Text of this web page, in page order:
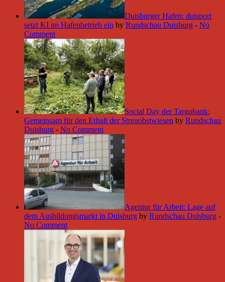
Duisburger Hafen: duisport
setzt KI im Hafenbetrieb ein by Rundschau Duisburg - No
Comment
Social Day der Targobank:
Gemeinsam für den Erhalt der Streuobstwiesen by Rundschau
Duisburg - No Comment
Agentur für Arbeit: Lage auf
dem Ausbildungsmarkt in Duisburg by Rundschau Duisburg -
No Comment